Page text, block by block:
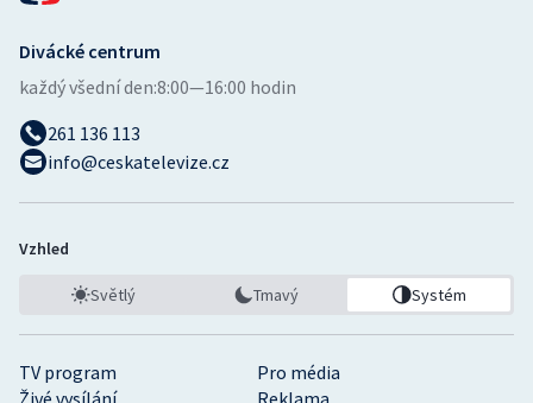
TV program
Pro média
Živé vysílání
Reklama
Divácké centrum
každý všední den:8:00—16:00 hodin
261 136 113
info@ceskatelevize.cz
Vzhled
Světlý Tmavý Systém